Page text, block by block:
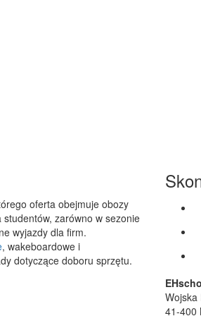
oferta obejmuje obozy
studentów, zarówno w sezonie
wyjazdy dla firm.
, wakeboardowe i
dotyczące doboru sprzętu.
Wojska
41-400